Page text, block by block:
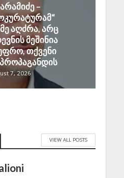
–
აღძრა, არც
მეშინია
თქვენი
7, 2026
VIEW ALL POSTS